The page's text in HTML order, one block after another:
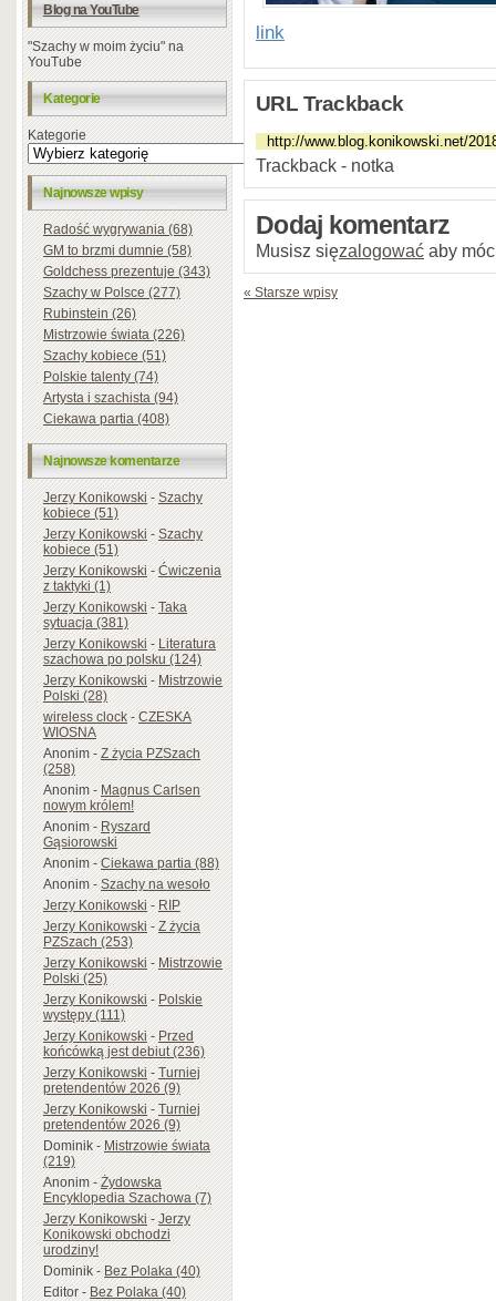
Blog na YouTube
"Szachy w moim życiu" na
YouTube
Kategorie
Kategorie
Najnowsze wpisy
Radość wygrywania (68)
GM to brzmi dumnie (58)
Goldchess prezentuje (343)
Szachy w Polsce (277)
Rubinstein (26)
Mistrzowie świata (226)
Szachy kobiece (51)
Polskie talenty (74)
Artysta i szachista (94)
Ciekawa partia (408)
Najnowsze komentarze
Jerzy Konikowski-Szachy
kobiece (51)
Jerzy Konikowski-Szachy
kobiece (51)
Jerzy Konikowski-Ćwiczenia
z taktyki (1)
Jerzy Konikowski-Taka
sytuacja (381)
Jerzy Konikowski-Literatura
szachowa po polsku (124)
Jerzy Konikowski-Mistrzowie
Polski (28)
wireless clock-CZESKA
WIOSNA
Anonim-Z życia PZSzach
(258)
Anonim-Magnus Carlsen
nowym królem!
Anonim-Ryszard
Gąsiorowski
Anonim-Ciekawa partia (88)
Anonim-Szachy na wesoło
Jerzy Konikowski-RIP
Jerzy Konikowski-Z życia
PZSzach (253)
Jerzy Konikowski-Mistrzowie
Polski (25)
Jerzy Konikowski-Polskie
występy (111)
Jerzy Konikowski-Przed
końcówką jest debiut (236)
Jerzy Konikowski-Turniej
pretendentów 2026 (9)
Jerzy Konikowski-Turniej
pretendentów 2026 (9)
Dominik-Mistrzowie świata
(219)
Anonim-Żydowska
Encyklopedia Szachowa (7)
Jerzy Konikowski-Jerzy
Konikowski obchodzi
urodziny!
Dominik-Bez Polaka (40)
Editor-Bez Polaka (40)
link
URL Trackback
Trackback - notka
Dodaj komentarz
Musisz sięzalogować aby
« Starsze wpisy